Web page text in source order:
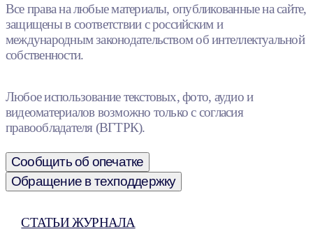
Все права на любые материалы, опубликованные на сайте,
защищены в соответствии с российским и
международным законодательством об интеллектуальной
собственности.
Любое использование текстовых, фото, аудио и
видеоматериалов возможно только с согласия
правообладателя (ВГТРК).
Сообщить об опечатке
Обращение в техподдержку
СТАТЬИ ЖУРНАЛА